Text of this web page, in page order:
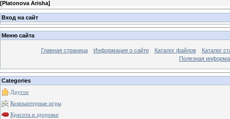
[Platonova Arisha]
Вход на сайт
Меню сайта
Главная страница Информация о сайте Каталог файлов
Каталог
Полезная
Categories
Другое
Компьютерные игры
Красота и здоровье